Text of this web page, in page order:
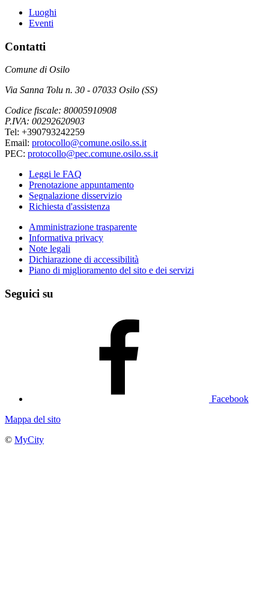
Luoghi
Eventi
Contatti
Comune di Osilo
Via Sanna Tolu n. 30 - 07033 Osilo (SS)
Codice fiscale: 80005910908
P.IVA: 00292620903
Tel: +390793242259
Email: protocollo@comune.osilo.ss.it
PEC: protocollo@pec.comune.osilo.ss.it
Leggi le FAQ
Prenotazione appuntamento
Segnalazione disservizio
Richiesta d'assistenza
Amministrazione trasparente
Informativa privacy
Note legali
Dichiarazione di accessibilità
Piano di miglioramento del sito e dei servizi
Seguici su
Facebook
Mappa del sito
© MyCity